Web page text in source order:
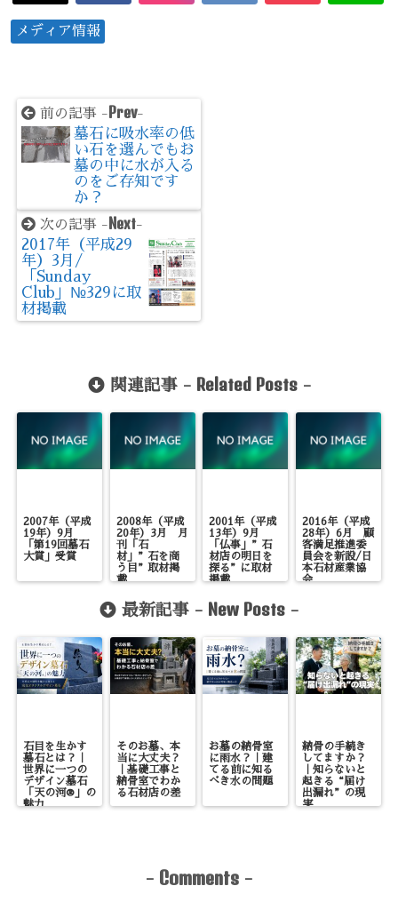
メディア情報
前の記事 -Prev-
墓石に吸水率の低
い石を選んでもお
墓の中に水が入る
のをご存知です
か？
次の記事 -Next-
2017年（平成29
年）3月/
「Sunday
Club」№329に取
材掲載
関連記事 - Related Posts-
2007年（平成
19年）9月
「第19回墓石
大賞」受賞
2008年（平成
20年）3月 月
刊「石
材」”石を商
う目”取材掲
載
2001年（平成
13年）9月
「仏事」”石
材店の明日を
探る”に取材
掲載
2016年（平成
28年）6月 顧
客満足推進委
員会を新設/日
本石材産業協
会
最新記事 - New Posts -
石目を生かす
墓石とは？｜
世界に一つの
デザイン墓石
「天の河®」の
魅力
そのお墓、本
当に大丈夫？
｜基礎工事と
納骨室でわか
る石材店の差
お墓の納骨室
に雨水？｜建
てる前に知る
べき水の問題
納骨の手続き
してますか？
｜知らないと
起きる“届け
出漏れ”の現
実
- Comments -